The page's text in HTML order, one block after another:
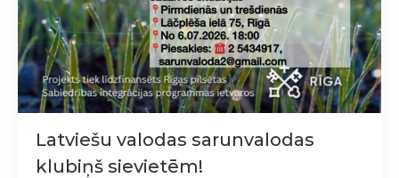
Latviešu valodas sarunvalodas
klubiņš sievietēm!